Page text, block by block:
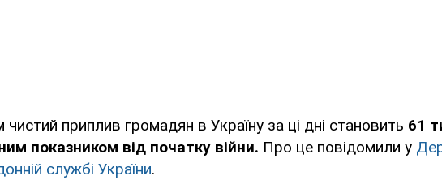
чистий приплив громадян в Україну за ці дні становить 61
показником від початку війни. Про це повідомили у
службі України.